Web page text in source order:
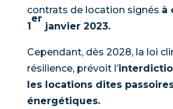
contrats de location signés à
1
er
janvier 2023.
Cependant, dès 2028, la loi
résilience, prévoit l’
les locations dites
énergétiques.